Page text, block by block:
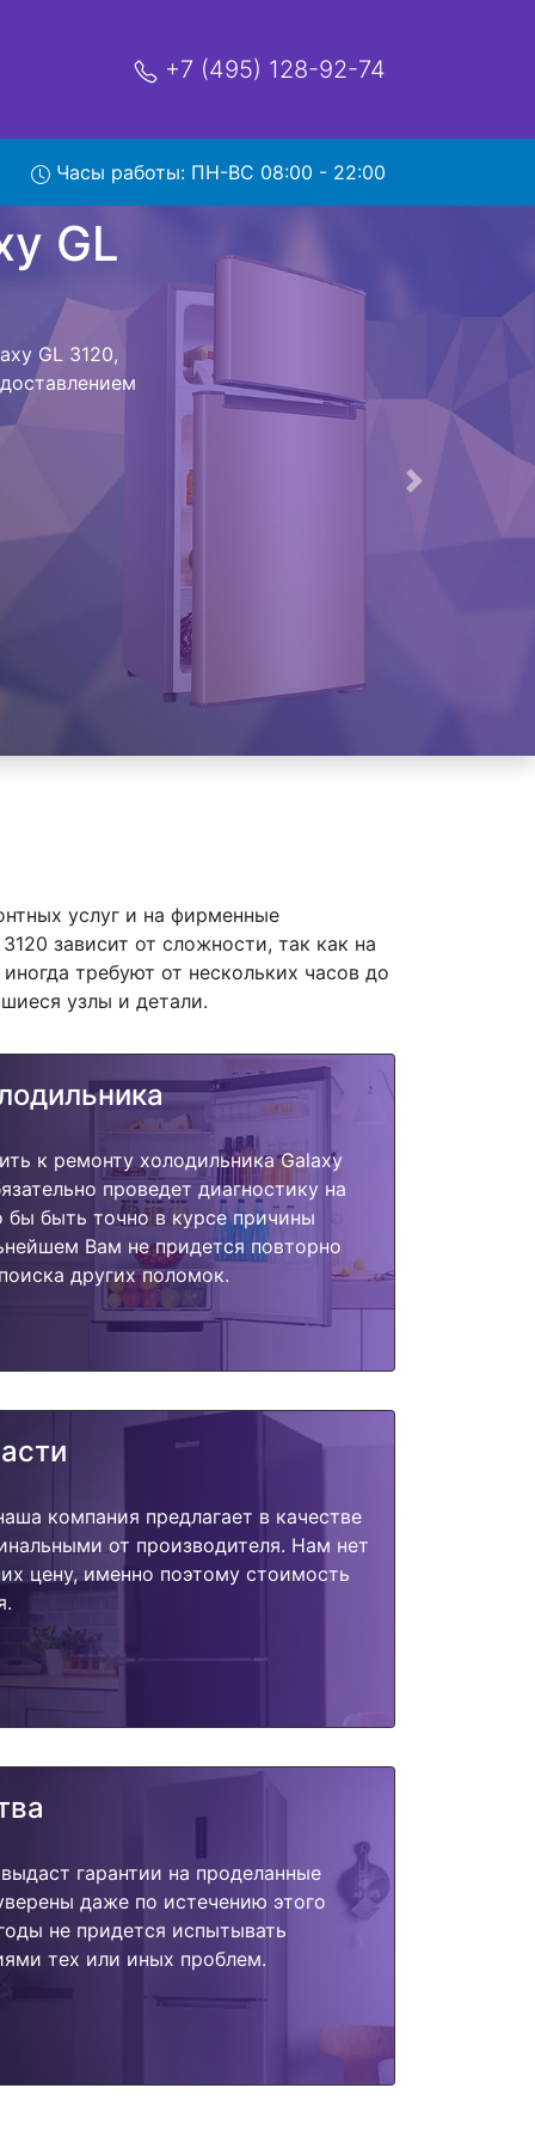
+7 (495) 128-92-74
Часы работы: ПН-ВС 08:00 - 22:00
и деньги на
GL 3120 и
как
, выезд
Следующая
услуг и на фирменные
зависит от сложности, так как на
требуют от нескольких часов до
узлы и детали.
к ремонту холодильника Galaxy
проведет диагностику на
бы быть точно в курсе причины
Вам не придется повторно
других поломок.
компания предлагает в качестве
от производителя. Нам нет
цену, именно поэтому стоимость
гарантии на проделанные
даже по истечению этого
не придется испытывать
тех или иных проблем.